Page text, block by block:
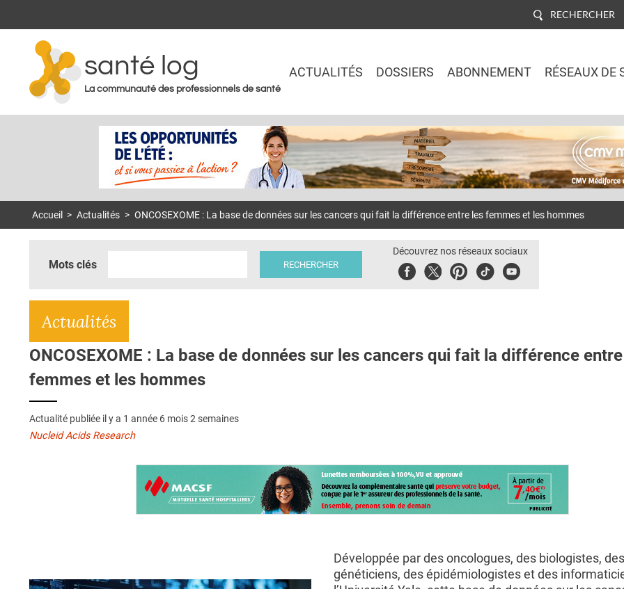
RECHERCHER
santé log
La communauté des professionnels de santé
ACTUALITÉS DOSSIERS ABONNEMENT RÉSEAUX DE
Accueil > Actualités > ONCOSEXOME : La base de données sur les cancers qui fait la différence entre les femmes et les hommes
Mots clés
Découvrez nos réseaux sociaux
FacebookTwitterPinterest
TiktokYoubute
Actualités
ONCOSEXOME : La base de données sur les cancers qui fait la différence
femmes et les hommes
Actualité publiée il y a 1 année 6 mois 2 semaines
Nucleid Acids Research
Développée par des oncologues, des biologistes, des
généticiens, des épidémiologistes et des